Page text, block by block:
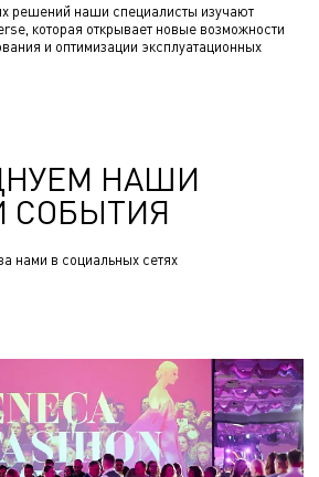
решений наши специалисты изучают
которая открывает новые возможности
и оптимизации эксплуатационных
НАШИ
СОБЫТИЯ
нами в социальных сетях